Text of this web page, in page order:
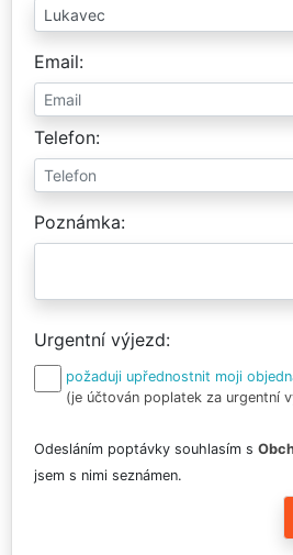
Email
Telefon
Poznámka
Urgentní výjezd
požaduji upřednostnit moji
(je účtován poplatek za urgentní
Odesláním poptávky souhlasím s
jsem s nimi seznámen.